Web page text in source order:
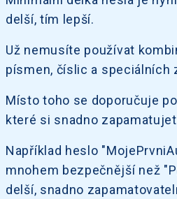
delší, tím lepší.
Už nemusíte používat
písmen, číslic a speciálních
Místo toho se doporučuje
které si snadno
Například heslo
mnohem bezpečnější než
delší, snadno